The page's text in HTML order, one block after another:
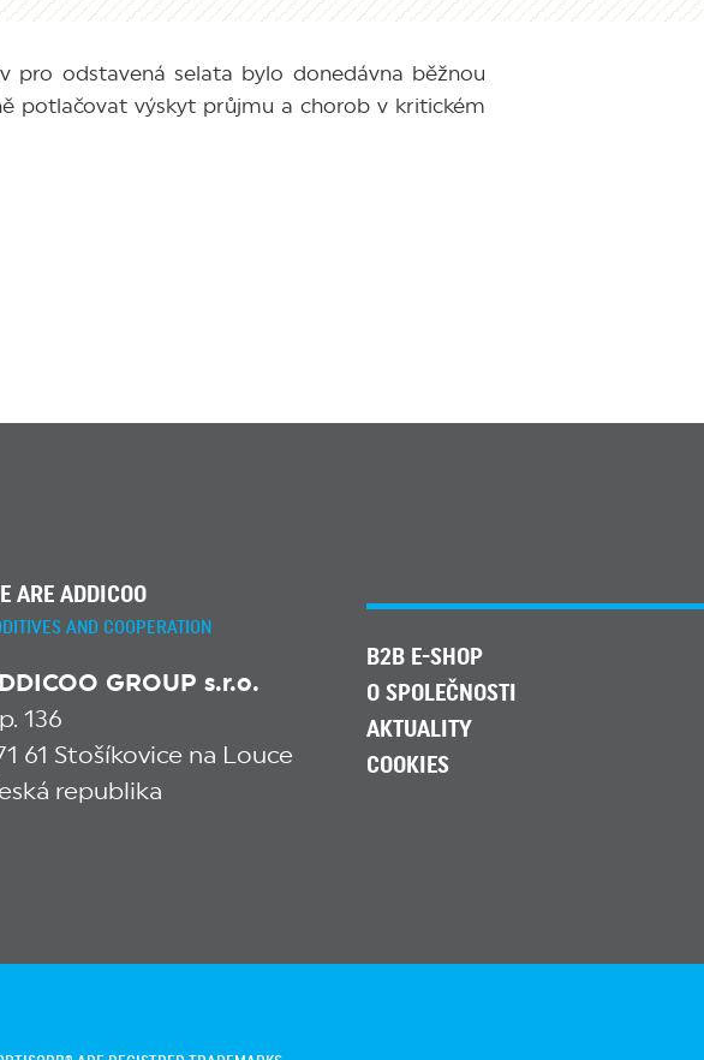
pro odstavená selata bylo donedávna běžnou
potlačovat výskyt průjmu a chorob v kritickém
ARE ADDICOO
AND COOPERATION
GROUP s.r.o.
136
61 Stošíkovice na Louce
republika
B2B E-SHOP
O SPOLEČNOSTI
AKTUALITY
COOKIES